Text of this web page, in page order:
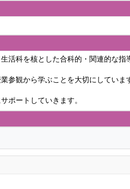
活科を核とした合科的・関連的な指
参観から学ぶことを大切にしていま
ポートしていきます。